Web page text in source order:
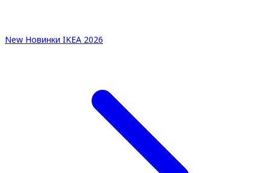
New Новинки IKEA 2026